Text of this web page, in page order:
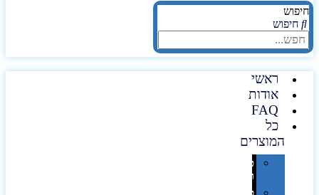
חיפוש
ראשי
אודות
FAQ
כל
המוצרים
טכנולוגיה
וגאדג'טים